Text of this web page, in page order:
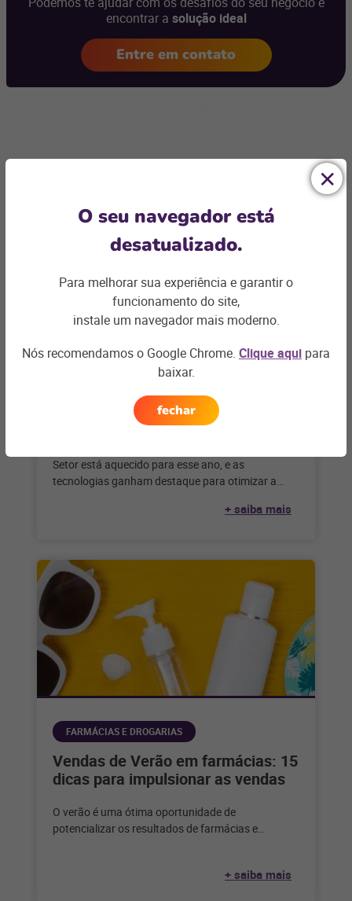
encontrar a solução ideal
Entre em contato
Experiência do cliente nas
farmácias: dicas para 2024
Setor está aquecido para esse ano, e as
tecnologias ganham destaque para otimizar a
+ saiba mais
FARMÁCIAS E DROGARIAS
Vendas de Verão em farmácias: 15
dicas para impulsionar as vendas
O verão é uma ótima oportunidade de
potencializar os resultados de farmácias e
+ saiba mais
O seu navegador está
desatualizado.
Para melhorar sua experiência e garantir o
funcionamento do site,
instale um navegador mais moderno.
Nós recomendamos o Google Chrome. Clique aqui para
baixar.
fechar